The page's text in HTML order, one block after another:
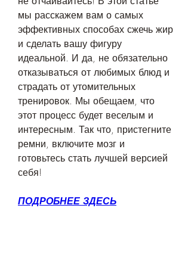
мы расскажем вам о самых
эффективных способах сжечь жир
и сделать вашу фигуру
идеальной. И да, не обязательно
отказываться от любимых блюд и
страдать от утомительных
тренировок. Мы обещаем, что
этот процесс будет веселым и
интересным. Так что, пристегните
ремни, включите мозг и
готовьтесь стать лучшей версией
себя!
ПОДРОБНЕЕ ЗДЕСЬ